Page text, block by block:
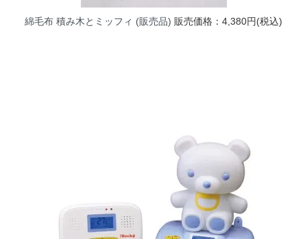
綿毛布 積み木とミッフィ (販売品) 販売価格：4,380円(税込)